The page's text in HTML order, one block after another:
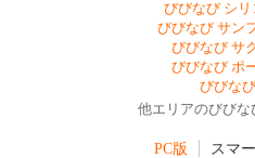
びびなび シ
びびなび サン
びびなび サ
びびなび ポ
びびな
他エリアのびびな
PC版 スマ